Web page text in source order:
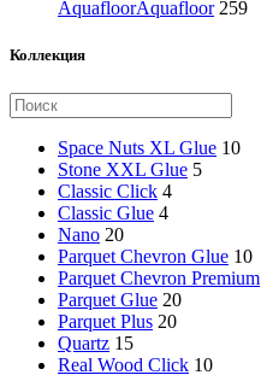
AquafloorAquafloor 259
Коллекция
Space Nuts XL Glue 10
Stone XXL Glue 5
Classic Click 4
Classic Glue 4
Nano 20
Parquet Chevron Glue 10
Parquet Chevron Premium
Parquet Glue 20
Parquet Plus 20
Quartz 15
Real Wood Click 10